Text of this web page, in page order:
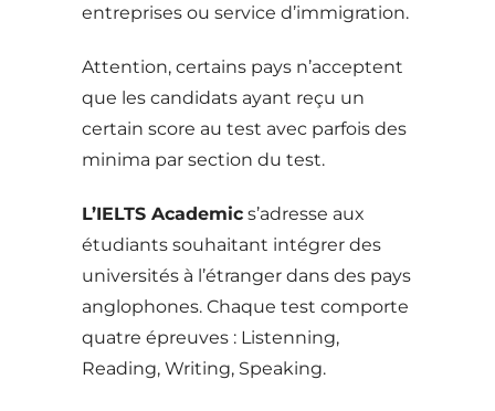
entreprises ou service d’immigration.
Attention, certains pays n’acceptent
que les candidats ayant reçu un
certain score au test avec parfois des
minima par section du test.
L’IELTS Academic s’adresse aux
étudiants souhaitant intégrer des
universités à l’étranger dans des pays
anglophones. Chaque test comporte
quatre épreuves : Listenning,
Reading, Writing, Speaking.